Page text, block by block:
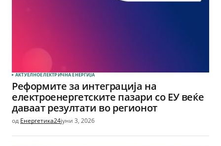
АКТУЕЛНОЕЛЕКТРИЧНА ЕНЕРГИЈА
Реформите за интеграција на
електроенергетските пазари со ЕУ веќе
даваат резултати во регионот
од Енергетика24јуни 3, 2026